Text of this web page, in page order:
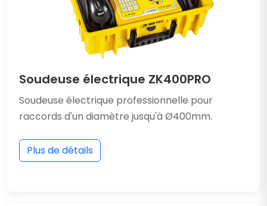
Soudeuse électrique ZK400PRO
Soudeuse électrique professionnelle pour
raccords d'un diamètre jusqu'à Ø400mm.
Plus de détails